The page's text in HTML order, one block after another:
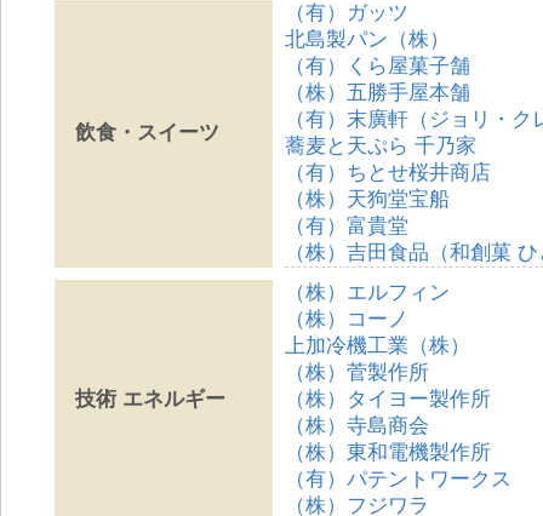
飲食・スイーツ
（有）ガッツ
北島製パン（株）
（有）くら屋菓子舗
（株）五勝手屋本舗
（有）末廣軒（ジョリ・ク
蕎麦と天ぷら 千乃家
（有）ちとせ桜井商店
（株）天狗堂宝船
（有）富貴堂
（株）吉田食品（和創菓
技術 エネルギー
（株）エルフィン
（株）コーノ
上加冷機工業（株）
（株）菅製作所
（株）タイヨー製作所
（株）寺島商会
（株）東和電機製作所
（有）パテントワークス
（株）フジワラ